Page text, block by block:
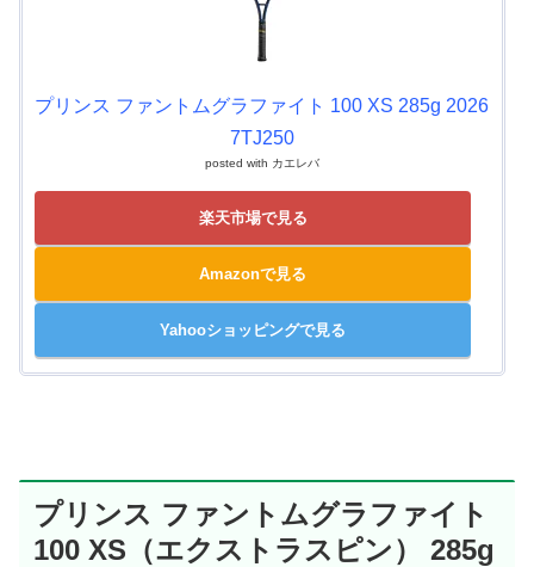
プリンス ファントムグラファイト 100 XS 285g 2026
7TJ250
posted with カエレバ
楽天市場で見る
Amazonで見る
Yahooショッピングで見る
プリンス ファントムグラファイト
100 XS（エクストラスピン） 285g